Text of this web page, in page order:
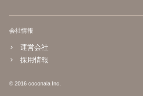
会社情報
運営会社
採用情報
© 2016 coconala Inc.